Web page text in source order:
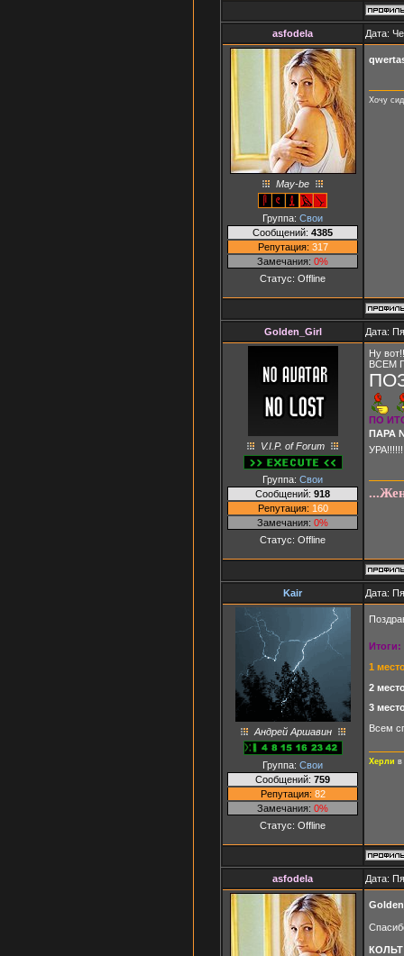
asfodela Дата:
May-be
Группа: Свои
Сообщений: 4385
Репутация: 317
Замечания: 0%
Статус: Offline
Хочу
Golden_Girl Дата:
V.I.P. of Forum
Группа: Свои
Сообщений: 918
Репутация: 160
Замечания: 0%
Статус: Offline
Ну
ВСЕМ
ПО
ПАРА
Kair Дата:
Андрей Аршавин
Группа: Свои
Сообщений: 759
Репутация: 82
Замечания: 0%
Статус: Offline
Итоги:
1
2
3
Всем
Херли в
asfodela Дата:
КОЛЬТ